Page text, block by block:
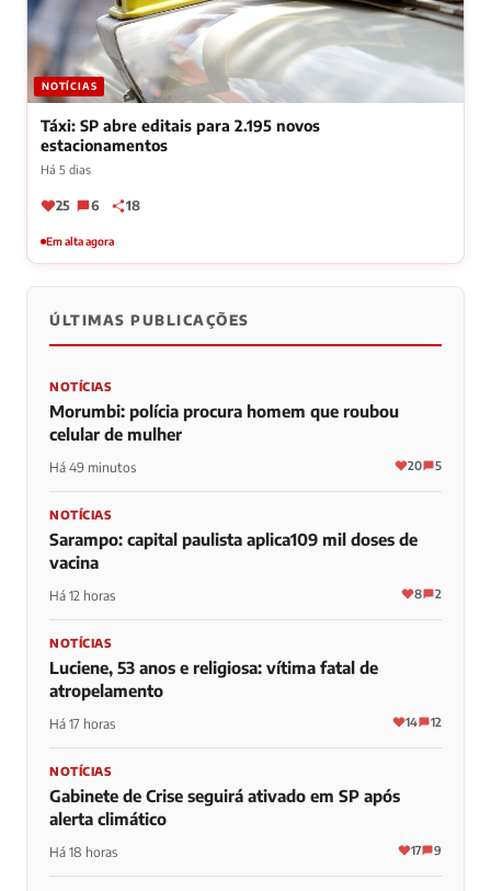
NOTÍCIAS
Táxi: SP abre editais para 2.195 novos
estacionamentos
Há 5 dias
25 6 18
Em alta agora
ÚLTIMAS PUBLICAÇÕES
NOTÍCIAS
Morumbi: polícia procura homem que roubou
celular de mulher
Há 49 minutos 20 5
NOTÍCIAS
Sarampo: capital paulista aplica109 mil doses de
vacina
Há 12 horas 8 2
NOTÍCIAS
Luciene, 53 anos e religiosa: vítima fatal de
atropelamento
Há 17 horas 14 12
NOTÍCIAS
Gabinete de Crise seguirá ativado em SP após
alerta climático
Há 18 horas 17 9